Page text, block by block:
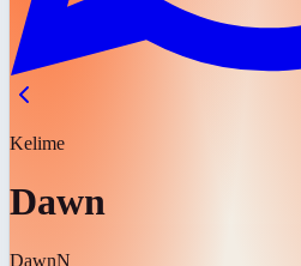
Kelime
Dawn
DawnN